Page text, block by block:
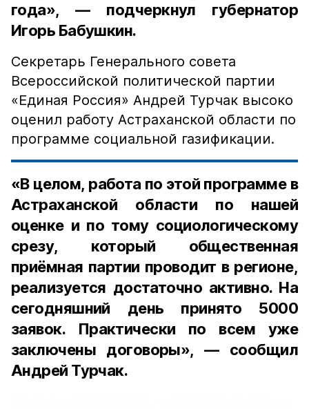
года», — подчеркнул губернатор
Игорь Бабушкин.
Секретарь Генерального совета
Всероссийской политической партии
«Единая Россия» Андрей Турчак высоко
оценил работу Астраханской области по
программе социальной газификации.
«В целом, работа по этой программе в
Астраханской области по нашей
оценке и по тому социологическому
срезу, который общественная
приёмная партии проводит в регионе,
реализуется достаточно активно. На
сегодняшний день принято 5000
заявок. Практически по всем уже
заключены договоры», — сообщил
Андрей Турчак.